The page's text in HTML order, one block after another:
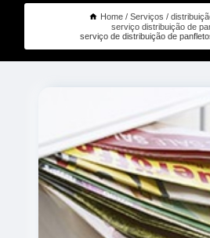
Home Serviços
serviço distribuição de
serviço de distribuição de